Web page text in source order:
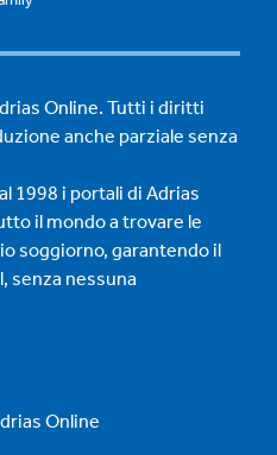
Online. Tutti i diritti
anche parziale senza
1998 i portali di Adrias
il mondo a trovare le
soggiorno, garantendo il
senza nessuna
Online